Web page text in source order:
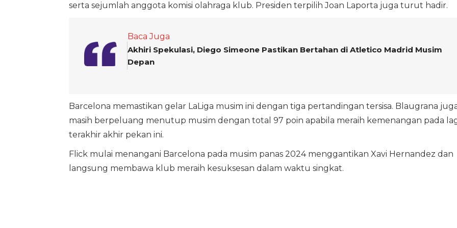
serta sejumlah anggota komisi olahraga klub. Presiden terpilih Joan Laporta juga turut hadir.
Baca Juga
Akhiri Spekulasi, Diego Simeone Pastikan Bertahan di Atletico Madrid Musim
Depan
Barcelona memastikan gelar LaLiga musim ini dengan tiga pertandingan tersisa. Blaugrana
masih berpeluang menutup musim dengan total 97 poin apabila meraih kemenangan pada
terakhir akhir pekan ini.
Flick mulai menangani Barcelona pada musim panas 2024 menggantikan Xavi Hernandez dan
langsung membawa klub meraih kesuksesan dalam waktu singkat.